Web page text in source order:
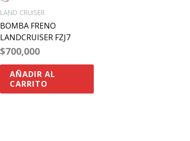
LAND CRUISER
BOMBA FRENO
LANDCRUISER FZJ7
$700,000
AÑADIR AL
CARRITO